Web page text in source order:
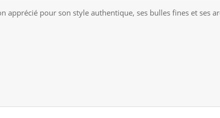
apprécié pour son style authentique, ses bulles fines et ses